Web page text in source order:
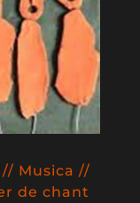
Musica //
de chant